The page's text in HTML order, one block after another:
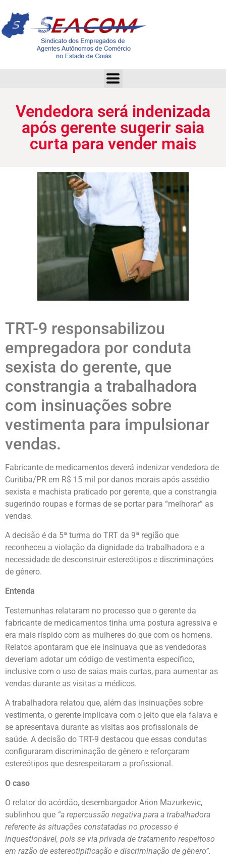
Vendedora será indenizada
após gerente sugerir saia
curta para vender mais
TRT-9 responsabilizou
empregadora por conduta
sexista do gerente, que
constrangia a trabalhadora
com insinuações sobre
vestimenta para impulsionar
vendas.
Fabricante de medicamentos deverá indenizar vendedora de
Curitiba/PR em R$ 15 mil por danos morais após assédio
sexista e machista praticado por gerente, que a constrangia
sugerindo roupas e formas de se portar para “melhorar” as
vendas.
A decisão é da 5ª turma do TRT da 9ª região que
reconheceu a violação da dignidade da trabalhadora e a
necessidade de desconstruir estereótipos e discriminações
de gênero.
Entenda
Testemunhas relataram no processo que o gerente da
fabricante de medicamentos tinha uma postura agressiva e
era mais ríspido com as mulheres do que com os homens.
Relatos apontaram que ele insinuava que as vendedoras
deveriam adotar um código de vestimenta específico,
inclusive com o uso de saias mais curtas, para aumentar as
vendas durante as visitas a médicos.
A trabalhadora relatou que, além das insinuações sobre
vestimenta, o gerente implicava com o jeito que ela falava e
se apresentava durante as visitas aos profissionais de
saúde. A decisão do TRT-9 destacou que essas condutas
configuraram discriminação de gênero e reforçaram
estereótipos que desrespeitaram a profissional.
O caso
O relator do acórdão, desembargador Arion Mazurkevic,
sublinhou que “a repercussão negativa para a trabalhadora
referente às situações constatadas no processo é
inquestionável, pois se via privada de tratamento respeitoso
em razão de estereotipificação e discriminação de gênero”.